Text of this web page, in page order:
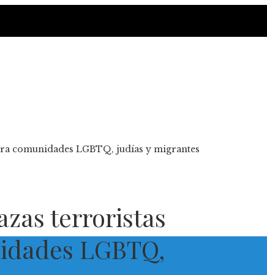
comunidades LGBTQ, judías y migrantes
terroristas
LGBTQ,